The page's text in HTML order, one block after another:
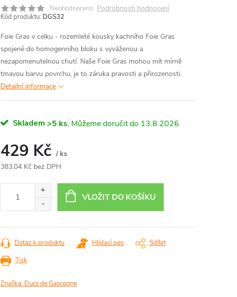
Neohodnoceno Podrobnosti hodnocení
Kód produktu: DGS32
Foie Gras v celku - rozemleté kousky kachního Foie Gras
spojené do homogenního bloku s vyváženou a
nezapomenutelnou chutí. Naše Foie Gras mohou mít mírně
tmavou barvu povrchu, je to záruka pravosti a přirozenosti.
Detailní informace
Skladem >5 ks 13.8.2026
429 Kč / ks
383,04 Kč bez DPH
VLOŽIT DO KOŠÍKU
Tisk
Dotaz k produktu Hlídací pes Sdílet
Značka: Ducs de Gascogne